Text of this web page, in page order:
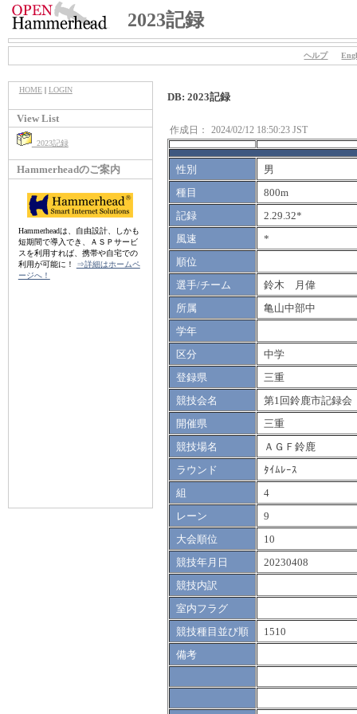
2023記録
ヘルプ
HOME| LOGIN
View List
2023記録
Hammerheadのご案内
Hammerheadは、自由設計、しかも
短期間で導入でき、ＡＳＰサービ
スを利用すれば、携帯や自宅での
利用が可能に！
⇒詳細はホームペ
ージへ！
DB: 2023記録
作成日： 2024/02/12 18:50:23 JST
性別
男
種目
800m
記録
2.29.32*
風速
*
順位
選手/チーム
鈴木 月偉
所属
亀山中部中
学年
区分
中学
登録県
三重
競技会名
第1回鈴鹿市記録会
開催県
三重
競技場名
ＡＧＦ鈴鹿
ラウンド
ﾀｲﾑﾚｰｽ
組
4
レーン
9
大会順位
10
競技年月日
20230408
競技内訳
室内フラグ
競技種目並び順
1510
備考